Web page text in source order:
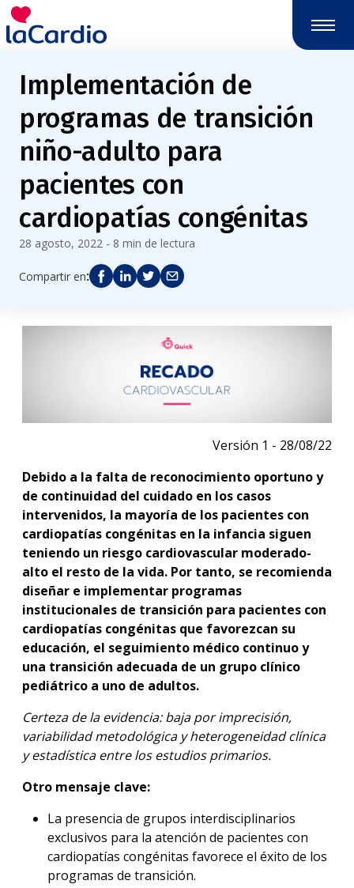
Nota:
este
sitio
incluye
sistema
accesibilidad.
Implementación de
programas de transición
niño-adulto para
pacientes con
cardiopatías congénitas
28 agosto, 2022 - 8 min de lectura
Compartir en:
Versión 1 - 28/08/22
Debido a la falta de reconocimiento oportuno y
de continuidad del cuidado en los casos
intervenidos, la mayoría de los pacientes con
cardiopatías congénitas en la infancia siguen
teniendo un riesgo cardiovascular moderado-
alto el resto de la vida. Por tanto, se recomienda
diseñar e implementar programas
institucionales de transición para pacientes con
cardiopatías congénitas que favorezcan su
educación, el seguimiento médico continuo y
una transición adecuada de un grupo clínico
pediátrico a uno de adultos.
Certeza de la evidencia: baja por imprecisión,
variabilidad metodológica y heterogeneidad clínica
y estadística entre los estudios primarios.
Otro mensaje clave:
La presencia de grupos interdisciplinarios
exclusivos para la atención de pacientes con
cardiopatías congénitas favorece el éxito de los
programas de transición.